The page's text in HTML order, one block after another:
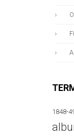
1848-